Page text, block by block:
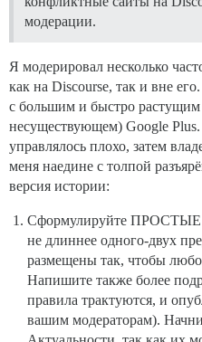
модерации.
Я модерировал несколько
как на Discourse, так и вне
с большим и быстро
несуществующем) Google
управлялось плохо, затем
меня наедине с толпой
версия истории:
Сформулируйте ПРОСТЫЕ
не длиннее одного-двух
размещены так, чтобы
Напишите также более
правила трактуются, и
вашим модераторам).